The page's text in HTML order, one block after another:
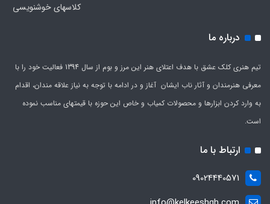
کلاسهای خوشنویسی
درباره ما
تیم هنری کلک عشق با هدف اعتلای هنر این مرز و بوم از سال 1394 فعالیت خود را با
معرفی هنرمندان و آثار ناب ایشان آغاز و در ادامه با توجه به نیاز علاقه مندان، اقدام
به وارد کردن ابزارها و محصولات کمیاب و خاص این حوزه با قیمتهای مناسب نموده
است.
ارتباط با ما
09024440571